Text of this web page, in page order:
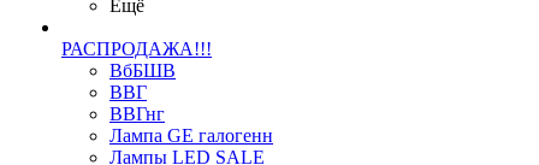
Ещё
РАСПРОДАЖА!!!
ВбБШВ
ВВГ
ВВГнг
Лампа GE галогенн
Лампы LED SALE